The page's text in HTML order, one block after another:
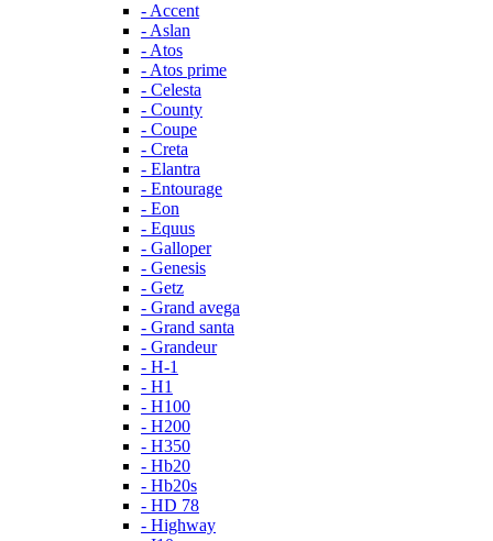
- Accent
- Aslan
- Atos
- Atos prime
- Celesta
- County
- Coupe
- Creta
- Elantra
- Entourage
- Eon
- Equus
- Galloper
- Genesis
- Getz
- Grand avega
- Grand santa
- Grandeur
- H-1
- H1
- H100
- H200
- H350
- Hb20
- Hb20s
- HD 78
- Highway